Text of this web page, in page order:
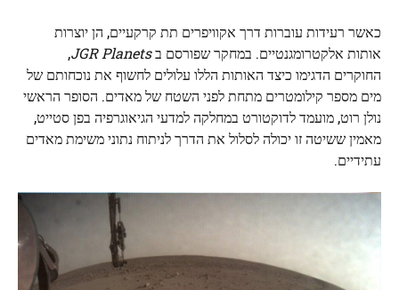
כאשר רעידות עוברות דרך אקוויפרים תת קרקעיים, הן יוצרות
אותות אלקטרומגנטיים. במחקר שפורסם בJGR Planets
,
החוקרים הדגימו כיצד האותות הללו עלולים לחשוף את נוכחותם של
מים מספר קילומטרים מתחת לפני השטח של מאדים. הסופר הראשי
נולן רוט, מועמד לדוקטורט במחלקה למדעי הגיאוגרפיה בפן סטייט,
מאמין ששיטה זו יכולה לסלול את הדרך לניתוח נתוני משימת מאדים
עתידיים.